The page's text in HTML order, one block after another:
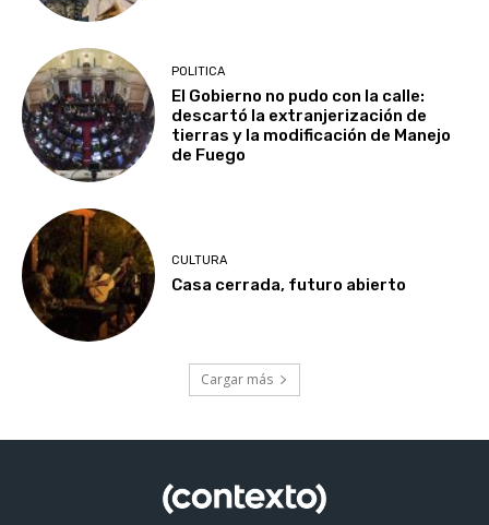
POLITICA
El Gobierno no pudo con la calle:
descartó la extranjerización de
tierras y la modificación de Manejo
de Fuego
CULTURA
Casa cerrada, futuro abierto
Cargar más